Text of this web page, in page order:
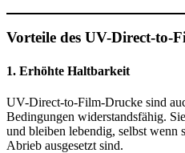
Vorteile des UV-Direct-to-
1. Erhöhte Haltbarkeit
UV-Direct-to-Film-Drucke sind
Bedingungen widerstandsfähig.
und bleiben lebendig, selbst wenn
Abrieb ausgesetzt sind.